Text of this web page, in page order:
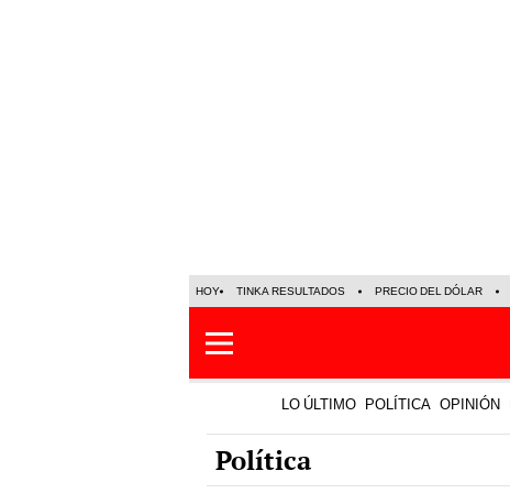
HOY TINKA RESULTADOS PRECIO DEL DÓLAR
LO ÚLTIMO POLÍTICA OPINIÓN
Política